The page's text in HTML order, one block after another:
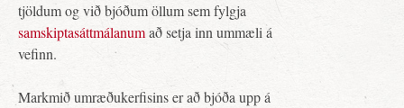
tjöldum og við bjóðum öllum sem fylgja
samskiptasáttmálanumað setja inn ummæli á
vefinn.
Markmið umræðukerfisins er að bjóða upp á